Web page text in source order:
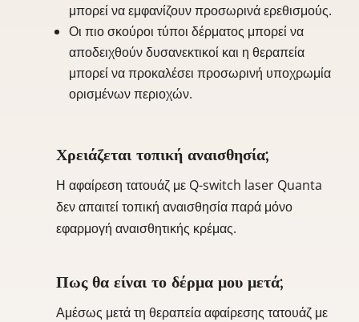
μπορεί να εμφανίζουν προσωρινά ερεθισμούς.
Οι πιο σκούροι τύποι δέρματος μπορεί να
αποδειχθούν δυσανεκτικοί και η θεραπεία
μπορεί να προκαλέσει προσωρινή υποχρωμία
ορισμένων περιοχών.
Χρειάζεται τοπική αναισθησία;
Η αφαίρεση τατουάζ με Q-switch laser Quanta
δεν απαιτεί τοπική αναισθησία παρά μόνο
εφαρμογή αναισθητικής κρέμας.
Πως θα είναι το δέρμα μου μετά;
Αμέσως μετά τη θεραπεία αφαίρεσης τατουάζ με